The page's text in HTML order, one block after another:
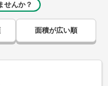
せんか？
面積が広い順